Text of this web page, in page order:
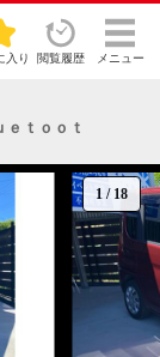
入り 閲覧履歴 メニュー
ｔｏｏｔ
1 / 18